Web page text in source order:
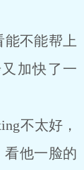
不能帮上
加快了一
不太好，
看他一脸的